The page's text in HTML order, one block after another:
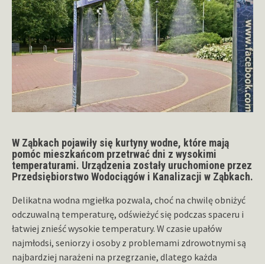
W Ząbkach pojawiły się kurtyny wodne, które mają
pomóc mieszkańcom przetrwać dni z wysokimi
temperaturami. Urządzenia zostały uruchomione przez
Przedsiębiorstwo Wodociągów i Kanalizacji w Ząbkach.
Delikatna wodna mgiełka pozwala, choć na chwilę obniżyć
odczuwalną temperaturę, odświeżyć się podczas spaceru i
łatwiej znieść wysokie temperatury. W czasie upałów
najmłodsi, seniorzy i osoby z problemami zdrowotnymi są
najbardziej narażeni na przegrzanie, dlatego każda